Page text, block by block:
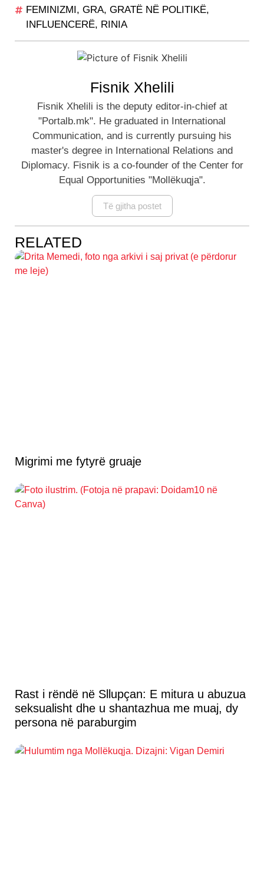
FEMINIZMI , GRA, GRATË NË POLITIKË,
INFLUENCERË, RINIA
Fisnik Xhelili
Fisnik Xhelili is the deputy editor-in-chief at
"Portalb.mk". He graduated in International
Communication, and is currently pursuing his
master's degree in International Relations and
Diplomacy. Fisnik is a co-founder of the Center for
Equal Opportunities "Mollëkuqja".
Të gjitha postet
RELATED
Migrimi me fytyrë gruaje
Rast i rëndë në Sllupçan: E mitura u abuzua
seksualisht dhe u shantazhua me muaj, dy
persona në paraburgim